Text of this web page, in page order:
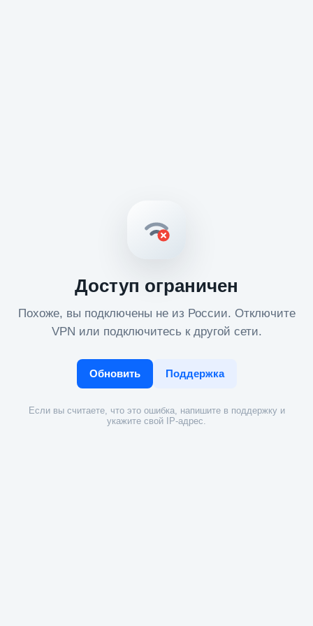
Доступ ограничен
Похоже, вы подключены не из России. Отключите
VPN или подключитесь к другой сети.
Обновить Поддержка
Если вы считаете, что это ошибка, напишите в поддержку и
укажите свой IP-адрес.